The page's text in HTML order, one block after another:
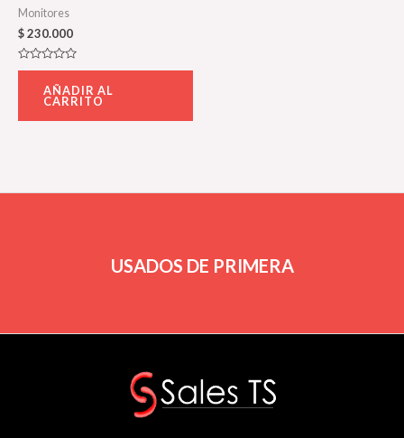
Monitores
$230.000
Valorado
AÑADIR AL
CARRITO
USADOS DE PRIMERA